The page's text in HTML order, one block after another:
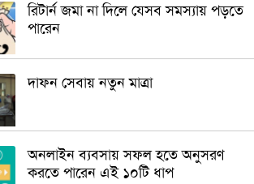
রিটার্ন জমা না দিলে যেসব সমস্যায় পড়তে
পারেন
দাফন সেবায় নতুন মাত্রা
অনলাইন ব্যবসায় সফল হতে অনুসরণ
করতে পারেন এই ১০টি ধাপ